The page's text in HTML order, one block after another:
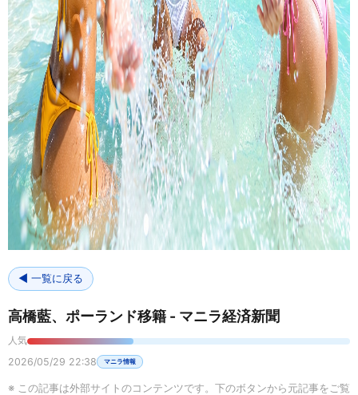
◀ 一覧に戻る
高橋藍、ポーランド移籍 - マニラ経済新聞
人気
2026/05/29 22:38 マニラ情報
※ この記事は外部サイトのコンテンツです。下のボタンから元記事をご覧